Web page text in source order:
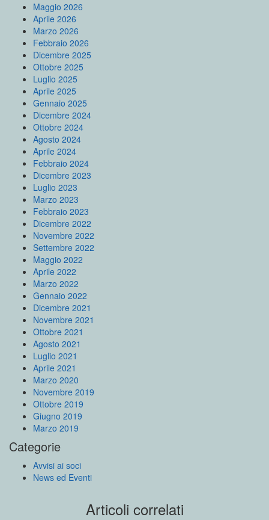
Maggio 2026
Aprile 2026
Marzo 2026
Febbraio 2026
Dicembre 2025
Ottobre 2025
Luglio 2025
Aprile 2025
Gennaio 2025
Dicembre 2024
Ottobre 2024
Agosto 2024
Aprile 2024
Febbraio 2024
Dicembre 2023
Luglio 2023
Marzo 2023
Febbraio 2023
Dicembre 2022
Novembre 2022
Settembre 2022
Maggio 2022
Aprile 2022
Marzo 2022
Gennaio 2022
Dicembre 2021
Novembre 2021
Ottobre 2021
Agosto 2021
Luglio 2021
Aprile 2021
Marzo 2020
Novembre 2019
Ottobre 2019
Giugno 2019
Marzo 2019
Categorie
Avvisi ai soci
News ed Eventi
Articoli correlati